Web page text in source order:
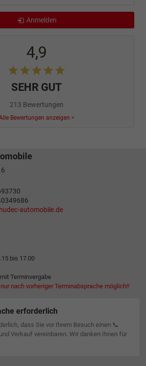
Anmelden
4,9
SEHR GUT
213 Bewertungen
Bewertungen anzeigen >
automobile.de
bis 17.00
Terminvergabe
nach vorheriger Terminabsprache möglich!!
erforderlich
dass Sie vor Ihrem Besuch einen 📞
Verkauf vereinbaren. Wir danken Ihnen für